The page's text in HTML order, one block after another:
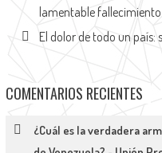
lamentable
El dolor de todo un país:
COMENTARIOS RECIENTES
¿Cuál es la verdadera